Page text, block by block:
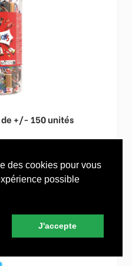
des cookies pour vous
possible
J'accepte
de +/- 150 unités